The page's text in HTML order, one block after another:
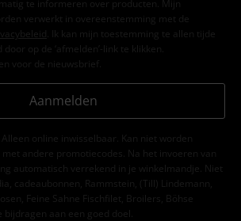
te informeren over producten. Mijn
verwerkt in overeenstemming met de
. Ik kan mijn toestemming te allen tijde
op de ‘afmelden’-link te klikken.
voor de nieuwsbrief.
Aanmelden
online inwisselbaar. Kan niet worden
andere promotiecodes. Na het invoeren van
automatisch verrekend in je winkelmandje. Niet
cadeaubonnen, Rammstein, (Till) Lindemann,
Feine Sahne Fischfilet, Broilers, Böhse
bijdragen aan een goed doel.